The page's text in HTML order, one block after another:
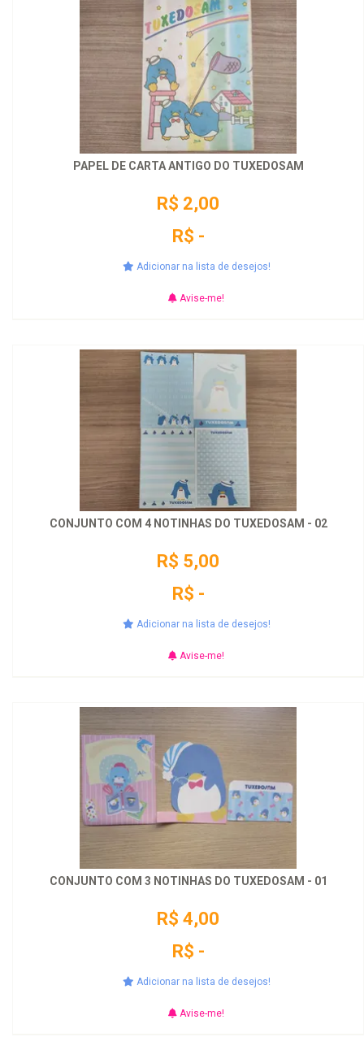
PAPEL DE CARTA ANTIGO DO TUXEDOSAM
R$ 2,00
R$ -
Adicionar na lista de desejos!
Avise-me!
CONJUNTO COM 4 NOTINHAS DO TUXEDOSAM - 02
R$ 5,00
R$ -
Adicionar na lista de desejos!
Avise-me!
CONJUNTO COM 3 NOTINHAS DO TUXEDOSAM - 01
R$ 4,00
R$ -
Adicionar na lista de desejos!
Avise-me!